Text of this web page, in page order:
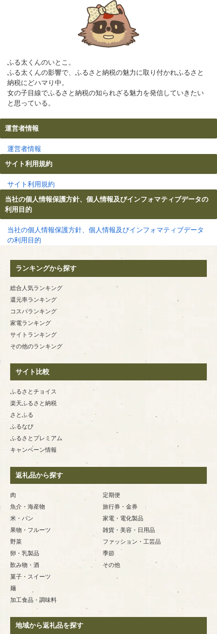
ふる太くんのいとこ。
ふる太くんの影響で、ふるさと納税の魅力に取り付かれふるさと
納税にどハマり中。
女の子目線でふるさと納税の知られざる魅力を発信していきたい
と思っている。
運営者情報
運営者情報
サイト利用規約
サイト利用規約
当社の個人情報保護方針、個人情報及びインフォマティブデータの
利用目的
当社の個人情報保護方針、個人情報及びインフォマティブデータ
の利用目的
ランキングから探す
総合人気ランキング
還元率ランキング
コスパランキング
家電ランキング
サイトランキング
その他のランキング
サイト比較
ふるさとチョイス
楽天ふるさと納税
さとふる
ふるなび
ふるさとプレミアム
キャンペーン情報
返礼品から探す
肉
魚介・海産物
米・パン
果物・フルーツ
野菜
卵・乳製品
飲み物・酒
菓子・スイーツ
麺
加工食品・調味料
定期便
旅行券・金券
家電・電化製品
雑貨・美容・日用品
ファッション・工芸品
季節
その他
地域から返礼品を探す